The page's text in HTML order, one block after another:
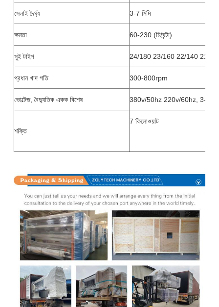
সেলাই দৈর্ঘ্য 3-7 মিমি
ক্ষমতা 60-230 (মি/ঘন্টা)
সুই টাইপ 24/180 23/160 22/140 21/
প্রধান খাদ গতি 300-800rpm
ভোল্টেজ, বৈদ্যুতিক একক বিশেষ 380v/50hz 220v/60hz, 3-ফেজ
শক্তি
7 কিলোওয়াট